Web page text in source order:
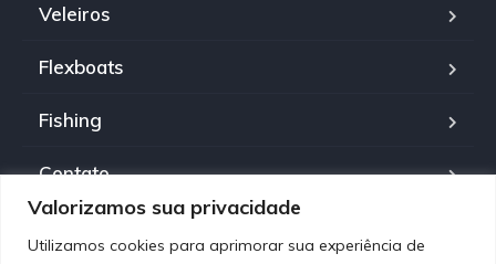
Valorizamos sua privacidade
Utilizamos cookies para aprimorar sua experiência de
Veleiros
Flexboats
Fishing
Contato
Política de Privacidade